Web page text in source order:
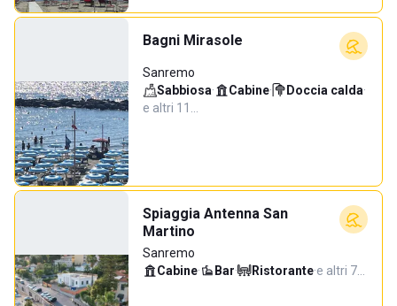
Bagni Mirasole
Sanremo
Sabbiosa· Cabine· Doccia calda·
e altri 11…
Spiaggia Antenna San
Martino
Sanremo
Cabine· Bar· Ristorante·e altri 7…